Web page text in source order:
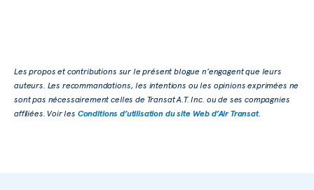
Les propos et contributions sur le présent blogue n’engagent que leurs
auteurs. Les recommandations, les intentions ou les opinions exprimées ne
sont pas nécessairement celles de Transat A.T. Inc. ou de ses compagnies
affiliées. Voir les Conditions d’utilisation du site Web d’Air Transat.